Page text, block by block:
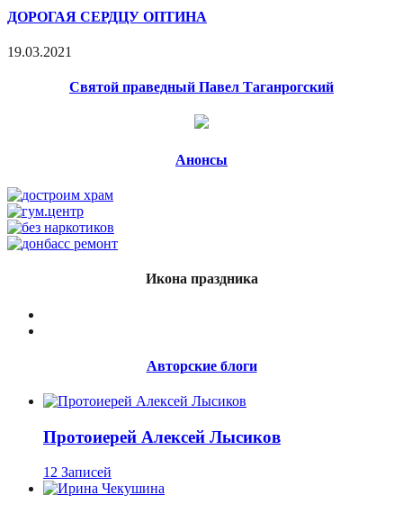
ДОРОГАЯ СЕРДЦУ ОПТИНА
19.03.2021
Святой праведный Павел Таганрогский
Анонсы
Икона праздника
Авторские блоги
Протоиерей Алексей Лысиков
12 Записей